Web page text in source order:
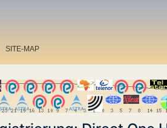
SITE-MAP